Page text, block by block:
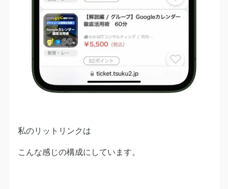
私のリットリンクは
こんな感じの構成にしています。